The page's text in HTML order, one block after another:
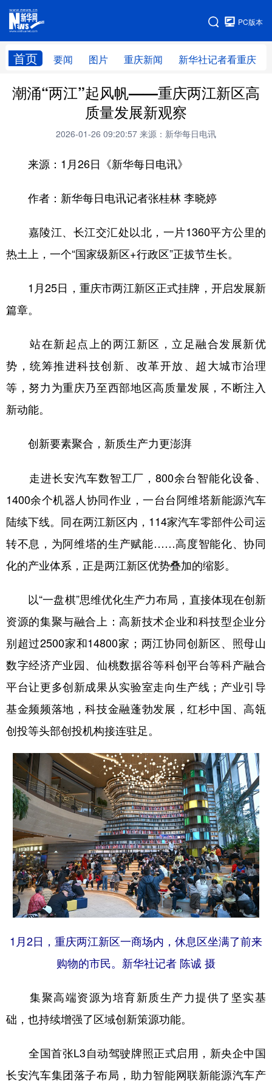
PC版本
首页 要闻 图片 重庆新闻 新华社记者看重庆
网站地图
潮涌“两江”起风帆——重庆两江新区高
质量发展新观察
2026-01-26 09:20:57 来源：新华每日电讯
来源：1月26日《新华每日电讯》
作者：新华每日电讯记者张桂林 李晓婷
嘉陵江、长江交汇处以北，一片1360平方公里的
热土上，一个“国家级新区+行政区”正拔节生长。
1月25日，重庆市两江新区正式挂牌，开启发展新
篇章。
站在新起点上的两江新区，立足融合发展新优
势，统筹推进科技创新、改革开放、超大城市治理
等，努力为重庆乃至西部地区高质量发展，不断注入
新动能。
创新要素聚合，新质生产力更澎湃
走进长安汽车数智工厂，800余台智能化设备、
1400余个机器人协同作业，一台台阿维塔新能源汽车
陆续下线。同在两江新区内，114家汽车零部件公司运
转不息，为阿维塔的生产赋能……高度智能化、协同
化的产业体系，正是两江新区优势叠加的缩影。
以“一盘棋”思维优化生产力布局，直接体现在创新
资源的集聚与融合上：高新技术企业和科技型企业分
别超过2500家和14800家；两江协同创新区、照母山
数字经济产业园、仙桃数据谷等科创平台等科产融合
平台让更多创新成果从实验室走向生产线；产业引导
基金频频落地，科技金融蓬勃发展，红杉中国、高瓴
创投等头部创投机构接连驻足。
1月2日，重庆两江新区一商场内，休息区坐满了前来
购物的市民。新华社记者 陈诚 摄
集聚高端资源为培育新质生产力提供了坚实基
础，也持续增强了区域创新策源功能。
全国首张L3自动驾驶牌照正式启用，新央企中国
长安汽车集团落子布局，助力智能网联新能源汽车产